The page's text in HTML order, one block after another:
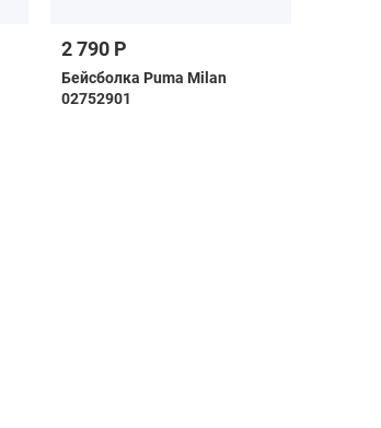
2 790 Р
Бейсболка Puma Milan
02752901